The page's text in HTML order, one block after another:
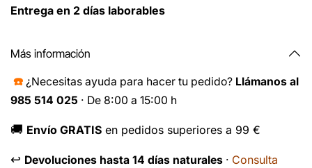
Entrega en 2 días laborables
Más información
☎️ ¿Necesitas ayuda para hacer tu pedido? Llámanos al
985 514 025 · De 8:00 a 15:00 h
🚚 Envío GRATIS en pedidos superiores a 99 €
↩️ Devoluciones hasta 14 días naturales · Consulta